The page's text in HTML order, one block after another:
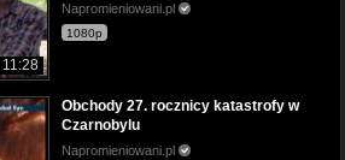
11:28
Napromieniowani.pl
1080p
Obchody 27. rocznicy katastrofy w
Czarnobylu
Napromieniowani.pl